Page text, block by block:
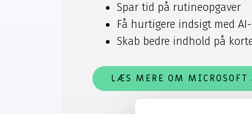
Spar tid på rutineopgaver
Få hurtigere indsigt med
Skab bedre indhold på
LÆS MERE OM MICROSOFT